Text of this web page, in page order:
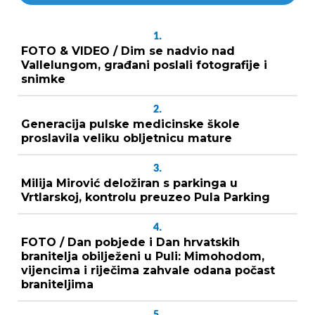
1.
FOTO & VIDEO / Dim se nadvio nad
Vallelungom, građani poslali fotografije i
snimke
2.
Generacija pulske medicinske škole
proslavila veliku obljetnicu mature
3.
Milija Mirović deložiran s parkinga u
Vrtlarskoj, kontrolu preuzeo Pula Parking
4.
FOTO / Dan pobjede i Dan hrvatskih
branitelja obilježeni u Puli: Mimohodom,
vijencima i riječima zahvale odana počast
braniteljima